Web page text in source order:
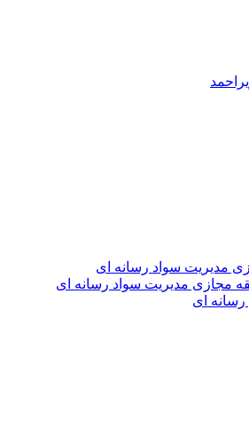
مدیریت سواد رسانه ای
مجازی مدیریت سواد رسانه ای
رسانه ای